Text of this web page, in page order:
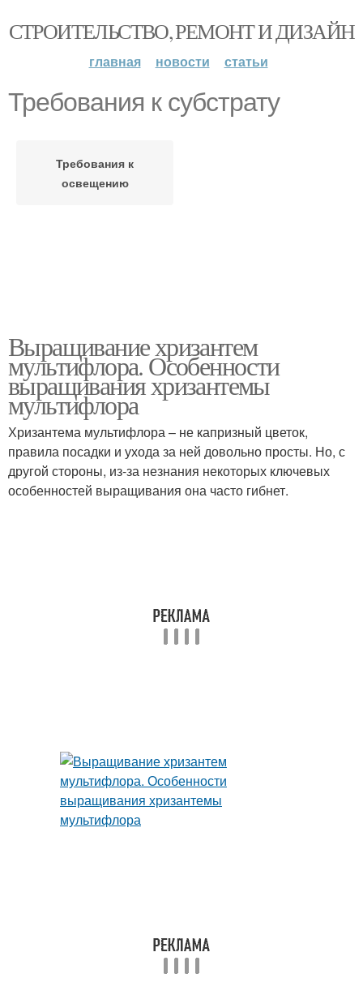
СТРОИТЕЛЬСТВО, РЕМОНТ И ДИЗАЙН
главная новости статьи
Требования к субстрату
Требования к
освещению
Выращивание хризантем
мультифлора. Особенности
выращивания хризантемы
мультифлора
Хризантема мультифлора – не капризный цветок,
правила посадки и ухода за ней довольно просты. Но, с
другой стороны, из-за незнания некоторых ключевых
особенностей выращивания она часто гибнет.